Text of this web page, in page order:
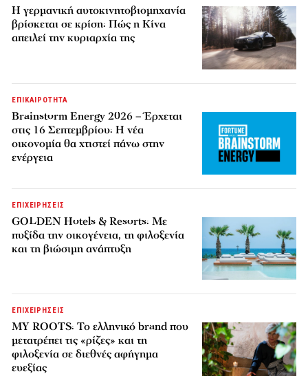
Η γερμανική αυτοκινητοβιομηχανία
βρίσκεται σε κρίση: Πώς η Κίνα
απειλεί την κυριαρχία της
ΕΠΙΚΑΙΡΟΤΗΤΑ
Brainstorm Energy 2026 – Έρχεται
στις 16 Σεπτεμβρίου: Η νέα
οικονομία θα χτιστεί πάνω στην
ενέργεια
ΕΠΙΧΕΙΡΗΣΕΙΣ
GOLDEN Hotels & Resorts: Με
πυξίδα την οικογένεια, τη φιλοξενία
και τη βιώσιμη ανάπτυξη
ΕΠΙΧΕΙΡΗΣΕΙΣ
MY ROOTS: Το ελληνικό brand που
μετατρέπει τις «ρίζες» και τη
φιλοξενία σε διεθνές αφήγημα
ευεξίας